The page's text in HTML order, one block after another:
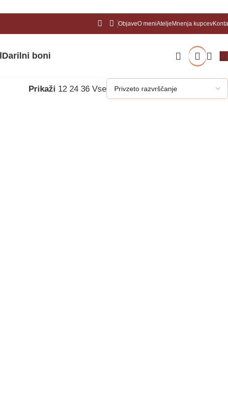
ObjaveO meniAtelje Mnenja kupcev
Darilni boni
Prikaži 12 24 36 Vse